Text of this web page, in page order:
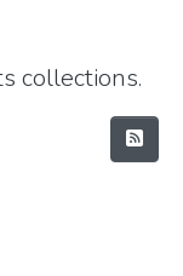
collections.